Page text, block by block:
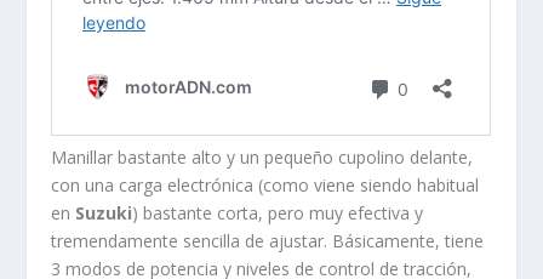
Manillar bastante alto y un pequeño cupolino delante,
con una carga electrónica (como viene siendo habitual
en Suzuki) bastante corta, pero muy efectiva y
tremendamente sencilla de ajustar. Básicamente, tiene
3 modos de potencia y niveles de control de tracción,